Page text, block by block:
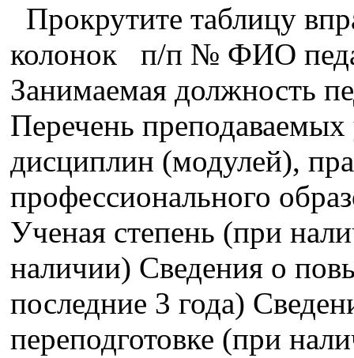
Прокрутите таблицу
колонок п/п № ФИО
Занимаемая должность
Перечень
дисциплин (модулей),
профессионального
Ученая степень (при
наличии) Сведения о
последние 3 года)
переподготовке (при